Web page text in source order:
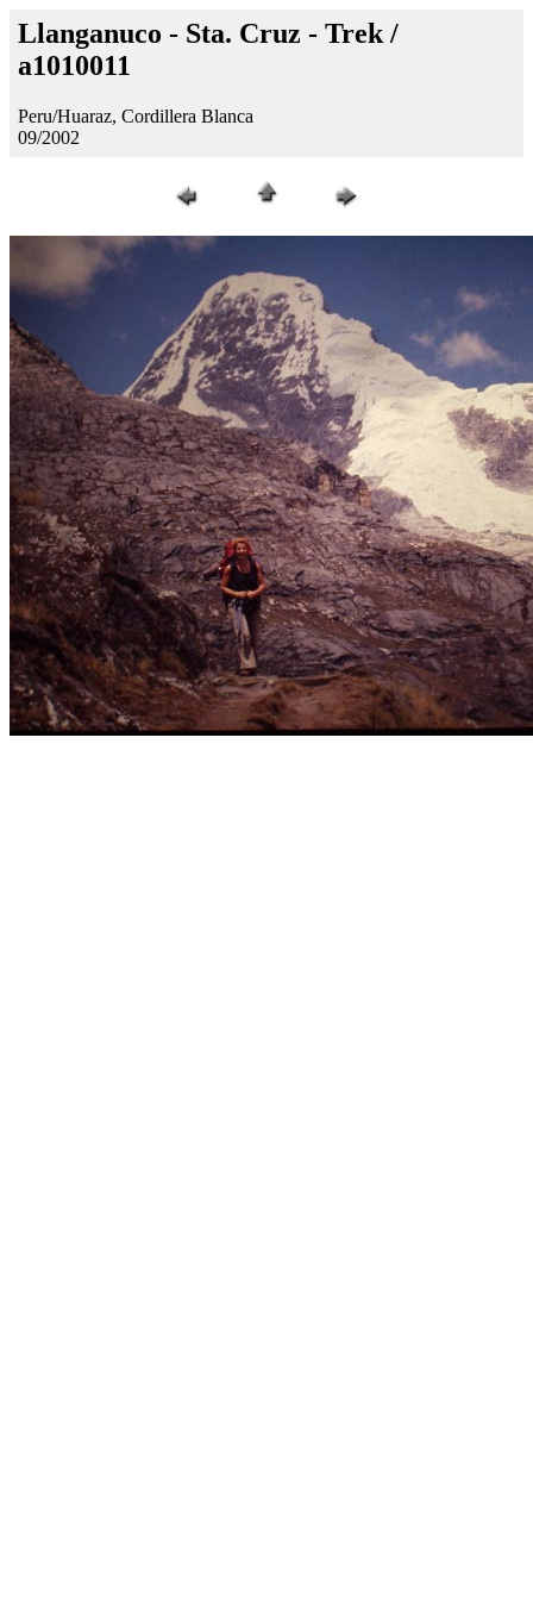
Llanganuco - Sta. Cruz - Trek /
a1010011
Peru/Huaraz, Cordillera Blanca
09/2002